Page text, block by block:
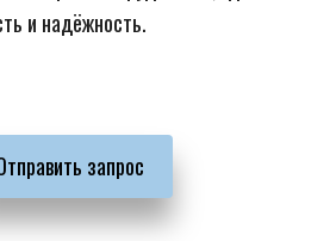
и надёжность.
запрос